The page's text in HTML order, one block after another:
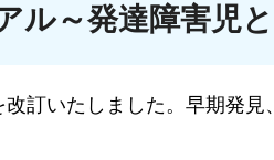
ル～発達障害児
訂いたしました。早期発